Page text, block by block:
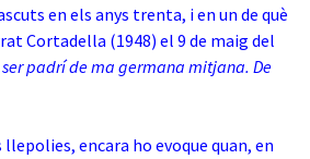
en els anys trenta, i en un de què
Cortadella (1948) el 9 de maig del
ser padrí de ma germana mitjana. De
encara ho evoque quan, en